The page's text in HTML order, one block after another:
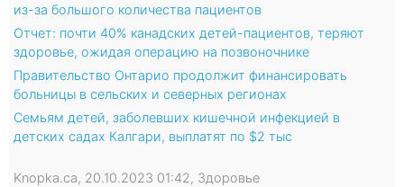
из-за большого количества пациентов
Отчет: почти 40% канадских детей-пациентов, теряют
здоровье, ожидая операцию на позвоночнике
Правительство Онтарио продолжит финансировать
больницы в сельских и северных регионах
Семьям детей, заболевших кишечной инфекцией в
детских садах Калгари, выплатят по $2 тыс
Knopka.ca, 20.10.2023 01:42, Здоровье